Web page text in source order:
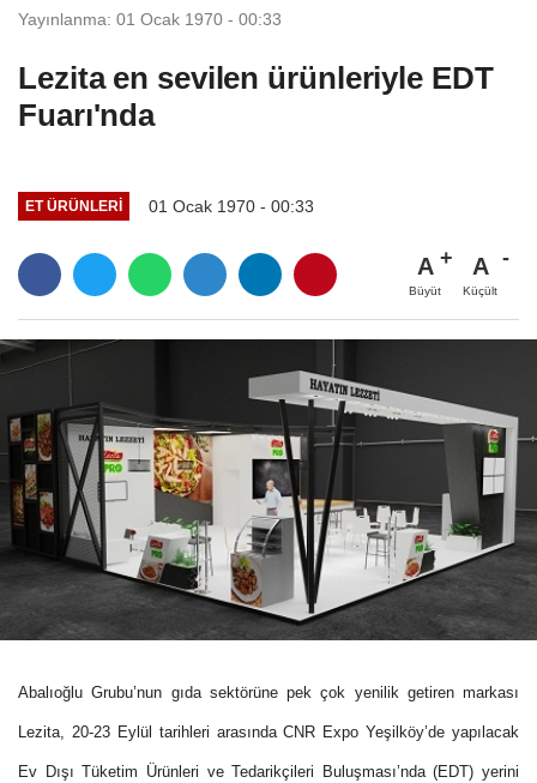
Yayınlanma: 01 Ocak 1970 - 00:33
Lezita en sevilen ürünleriyle EDT
Fuarı'nda
ET ÜRÜNLERI 01 Ocak 1970 - 00:33
A
Büyüt
A
Küçült
Abalıoğlu Grubu’nun gıda sektörüne pek çok yenilik getiren markası
Lezita, 20-23 Eylül tarihleri arasında CNR Expo Yeşilköy’de yapılacak
Ev Dışı Tüketim Ürünleri ve Tedarikçileri Buluşması’nda (EDT) yerini